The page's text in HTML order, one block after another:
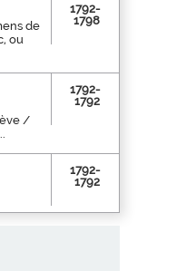
de
ou
1792-
1798
/
1792-
1792
1792-
1792